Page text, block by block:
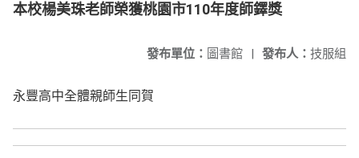
本校楊美珠老師榮獲桃園市110年度師鐸獎
發布人： 技服組
發布單位： 圖書館 |
永豐高中全體親師生同賀